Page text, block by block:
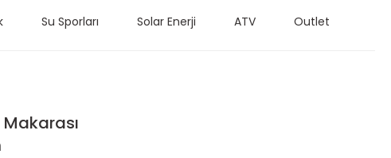
Su Sporları Solar Enerji ATV Outlet